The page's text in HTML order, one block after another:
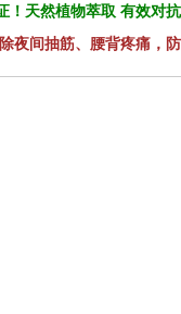
！天然植物萃取 有效对
夜间抽筋、腰背疼痛，